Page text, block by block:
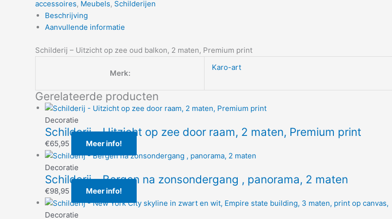
accessoires, Meubels, Schilderijen
Beschrijving
Aanvullende informatie
Schilderij – Uitzicht op zee oud balkon, 2 maten, Premium print
Merk:
Karo-art
Gerelateerde producten
Decoratie
Schilderij – Uitzicht op zee door raam, 2 maten, Premium print
€65,95 Meer info!
Decoratie
Schilderij – Bergen na zonsondergang , panorama, 2 maten
€98,95 Meer info!
Decoratie